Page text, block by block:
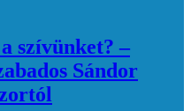
szívünket? –
Sándor